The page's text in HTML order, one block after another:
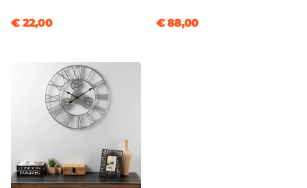
€ 22,00 € 88,00